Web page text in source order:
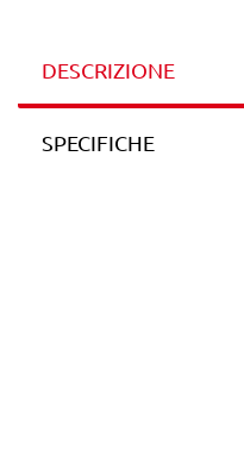
DESCRIZIONE
SPECIFICHE